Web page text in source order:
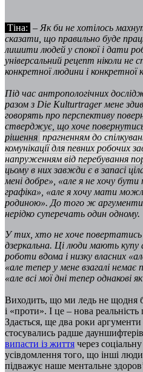
Тіна: – Як би не хотілось
сказати, що правильно буде
лишити людей у спокої і дати
універсальний рецепт ніколи не
конкретної людини і конкретної
Під час антропологічних
разом з Die Kulturtrager мене
говорять про перспективу
стверджує, що хоче
рішення прагненням до
комунікації для певних робочих
напруженням від перебування
цьому в них завжди є в запасі
мені добре», «але я не хочу бути
графіка», «але я хочу мати
родиною». До того ж аргументи
нерідко суперечать один одному.
У тих, хто не хоче повертатись
дзеркальна. Ці люди мають купу
роботи вдома і низку власних
«але тепер у мене взагалі немає
«але всі мої дні тепер однакові
Виходить, що ми ледь не щодня
і «проти». І це – нова реальність
Здається, ще два роки
стосувались радше
випасти із життя через
усівдомлення того, що інші
підважує наше ментальне